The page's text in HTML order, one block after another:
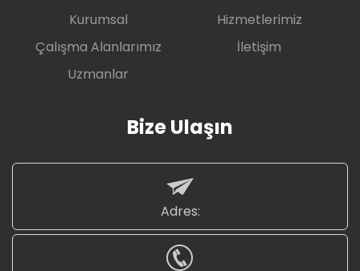
Kurumsal
Çalışma Alanlarımız
Uzmanlar
Hizmetlerimiz
İletişim
Bize Ulaşın
Adres: